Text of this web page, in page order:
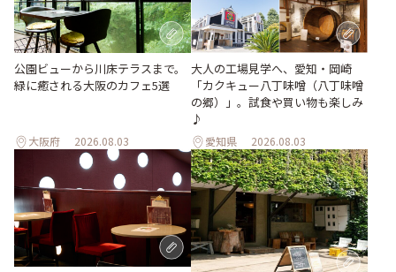
公園ビューから川床テラスまで。
緑に癒される大阪のカフェ5選
大阪府 2026.08.03
大人の工場見学へ、愛知・岡崎
「カクキュー八丁味噌（八丁味噌
の郷）」。試食や買い物も楽しみ
♪
愛知県 2026.08.03